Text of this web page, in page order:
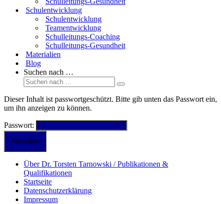
Schulentwicklung
Schulentwicklung
Teamentwicklung
Schulleitungs-Coaching
Schulleitungs-Gesundheit
Materialien
Blog
Suchen nach …
Dieser Inhalt ist passwortgeschützt. Bitte gib unten das Passwort ein,
um ihn anzeigen zu können.
Passwort:
Über Dr. Torsten Tarnowski / Publikationen &
Qualifikationen
Startseite
Datenschutzerklärung
Impressum